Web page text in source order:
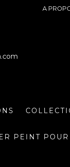
A
PEINT POUR